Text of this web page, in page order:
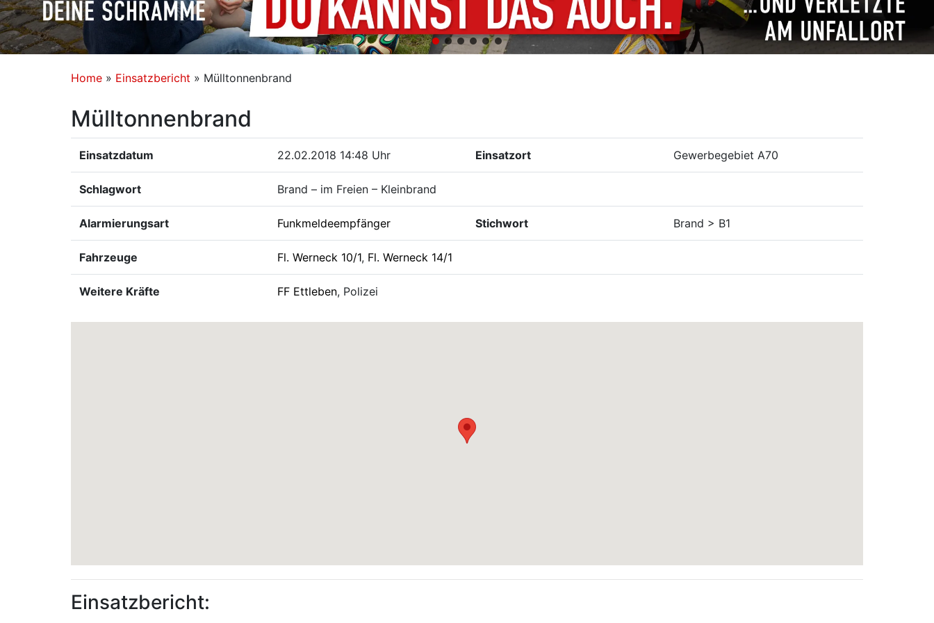
Home » Einsatzbericht » Mülltonnenbrand
Mülltonnenbrand
Einsatzdatum 22.02.2018 14:48 Uhr Einsatzort Gewerbegebiet A70
Schlagwort Brand – im Freien – Kleinbrand
Alarmierungsart Funkmeldeempfänger Stichwort Brand > B1
Fahrzeuge Fl. Werneck 10/1, Fl. Werneck 14/1
Weitere Kräfte FF Ettleben, Polizei
Einsatzbericht: